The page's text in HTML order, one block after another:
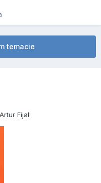
temacie
Fijał